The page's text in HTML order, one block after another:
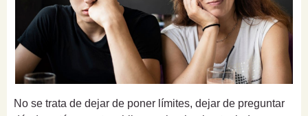
No se trata de dejar de poner límites, dejar de preguntar